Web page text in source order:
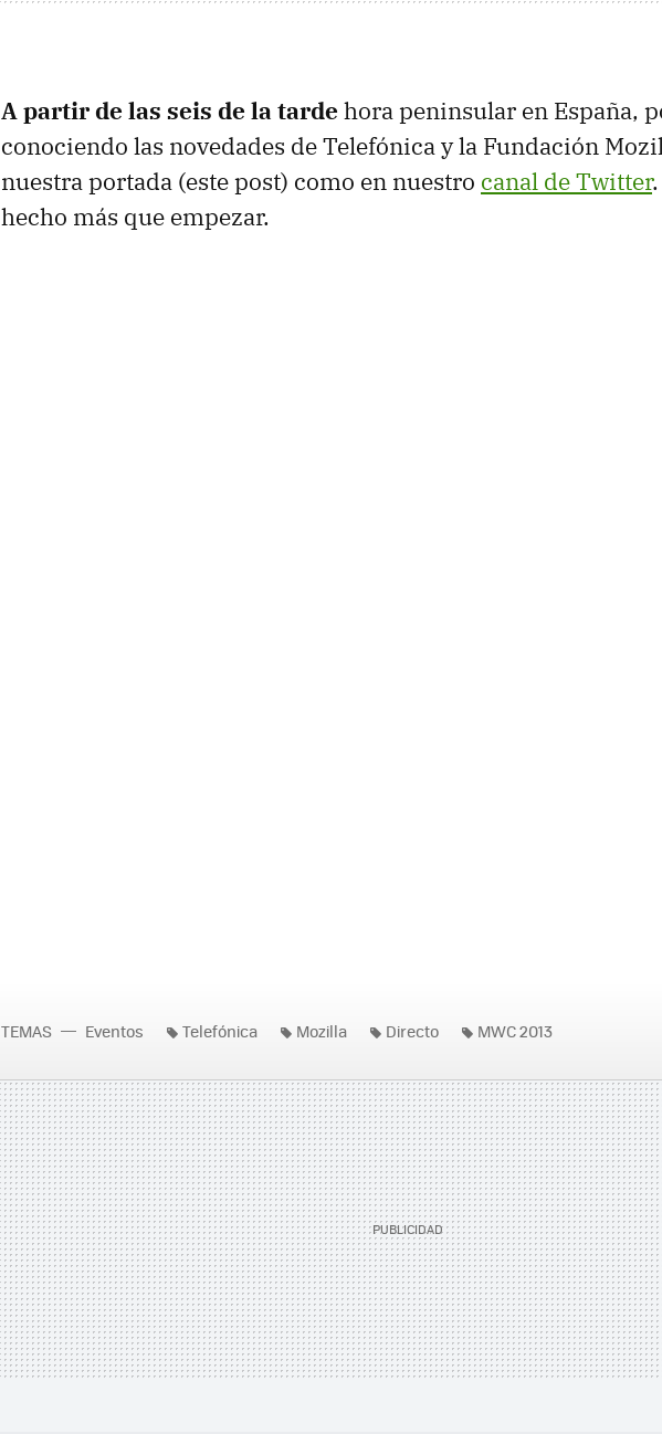
A partir de las seis de la tarde hora peninsular en España,
conociendo las novedades de Telefónica y la Fundación
nuestra portada (este post) como en nuestro canal de Twitter
hecho más que empezar.
TEMAS Eventos Telefónica Mozilla Directo MWC 2013